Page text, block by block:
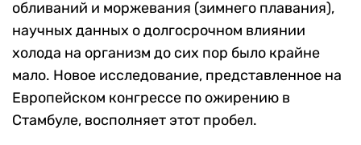
обливаний и моржевания (зимнего плавания),
научных данных о долгосрочном влиянии
холода на организм до сих пор было крайне
мало. Новое исследование, представленное на
Европейском конгрессе по ожирению в
Стамбуле, восполняет этот пробел.